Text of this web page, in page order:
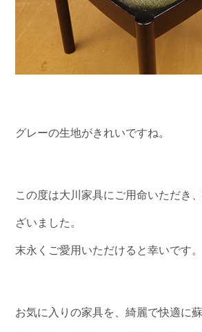
グレーの生地がきれいですね。
この度は大川家具にご用命いただき
ざいました。
末永くご愛用いただけると幸いです。
お気に入りの家具を、綺麗で快適に